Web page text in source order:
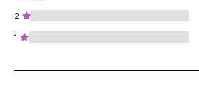
2
1